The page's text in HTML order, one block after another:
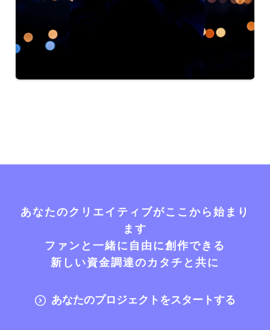
あなたのクリエイティブがここから始まり
ます
ファンと一緒に自由に創作できる
新しい資金調達のカタチと共に
あなたのプロジェクトをスタートする